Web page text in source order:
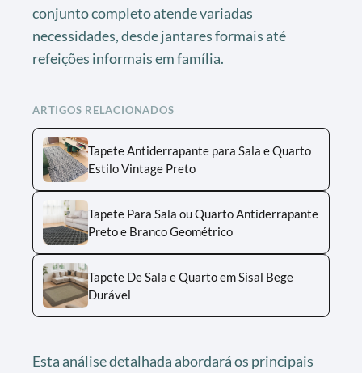
conjunto completo atende variadas
necessidades, desde jantares formais até
refeições informais em família.
ARTIGOS RELACIONADOS
Tapete Antiderrapante para Sala e Quarto
Estilo Vintage Preto
Tapete Para Sala ou Quarto Antiderrapante
Preto e Branco Geométrico
Tapete De Sala e Quarto em Sisal Bege
Durável
Esta análise detalhada abordará os principais